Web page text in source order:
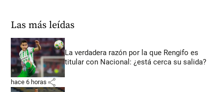
Las más leídas
La verdadera razón por la que Rengifo es
titular con Nacional: ¿está cerca su salida?
hace 6 horas share